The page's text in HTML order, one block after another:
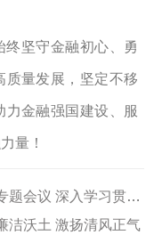
终坚守金融初心、勇
质量发展，坚定不移
力金融强国建设、服
量！
习贯彻2026年全国两会精神
洁沃土 激扬清风正气